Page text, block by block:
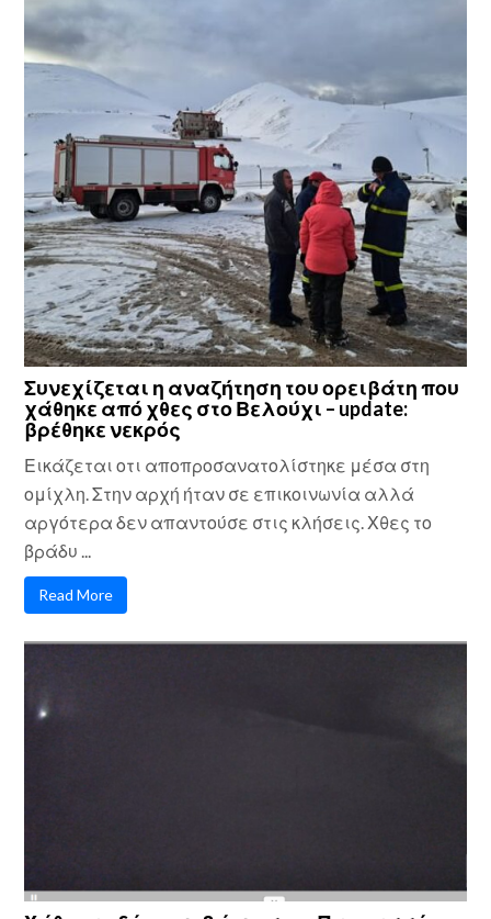
Συνεχίζεται η αναζήτηση του ορειβάτη που
χάθηκε από χθες στο Βελούχι – update:
βρέθηκε νεκρός
Εικάζεται οτι αποπροσανατολίστηκε μέσα στη
ομίχλη. Στην αρχή ήταν σε επικοινωνία αλλά
αργότερα δεν απαντούσε στις κλήσεις. Χθες το
βράδυ ...
Read More